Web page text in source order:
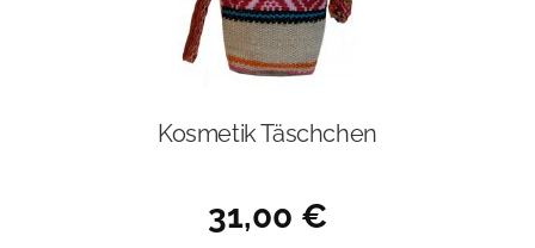
Kosmetik Täschchen
31,00 €